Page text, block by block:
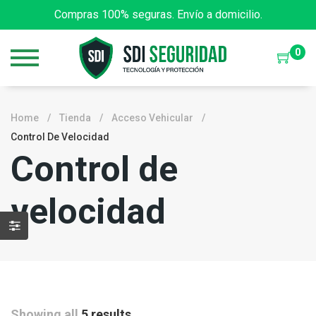
Compras 100% seguras. Envío a domicilio.
0
Home / Tienda / Acceso Vehicular
/
Control De Velocidad
Control de
velocidad